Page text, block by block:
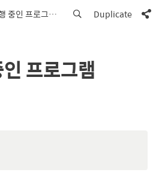
현재 진행 중인 프로그램 whats-on Duplicate
프로그램